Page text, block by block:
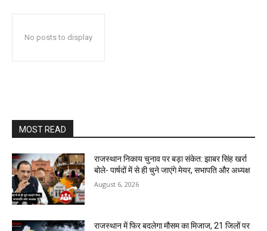
No posts to display
MOST READ
राजस्थान निकाय चुनाव पर बड़ा संकेत: झाबर सिंह खर्रा
बोले- पार्षदों में से ही चुने जाएंगे मेयर, सभापति और अध्यक्ष
August 6, 2026
राजस्थान में फिर बदलेगा मौसम का मिजाज, 21 जिलों पर